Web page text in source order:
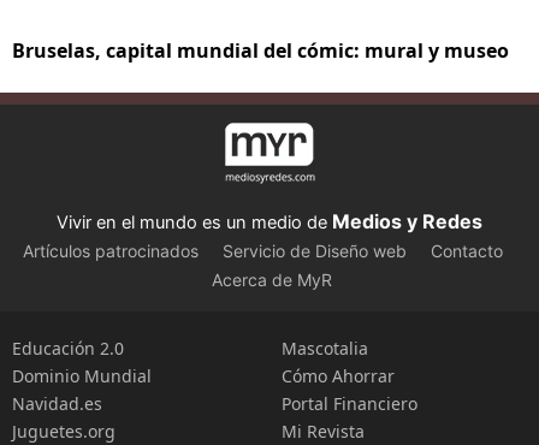
Bruselas, capital mundial del cómic: mural y museo
Vivir en el mundo es un medio de Medios y Redes
Artículos patrocinados Servicio de Diseño web
Contacto
Acerca de MyR
Educación 2.0
Dominio Mundial
Navidad.es
Juguetes.org
Mascotalia
Cómo Ahorrar
Portal Financiero
Mi Revista